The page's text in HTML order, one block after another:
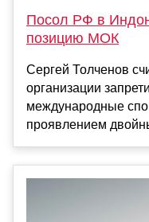
Посол РФ в
позицию МОК
Сергей Толченов
организации
международные
проявлением